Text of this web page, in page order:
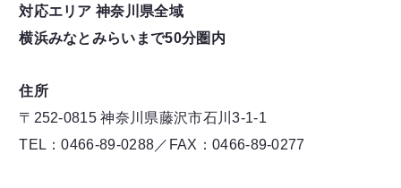
対応エリア 神奈川県全域
横浜みなとみらいまで50分圏内
住所
〒252-0815 神奈川県藤沢市石川3-1-1
TEL：0466-89-0288／FAX：0466-89-0277